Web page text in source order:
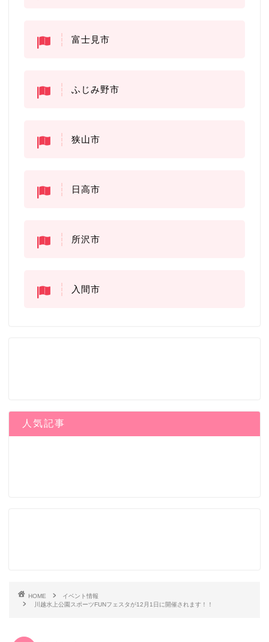
富士見市
ふじみ野市
狭山市
日高市
所沢市
入間市
人気記事
HOME
イベント情報
川越水上公園スポーツFUNフェスタが12月1日に開催されます！！